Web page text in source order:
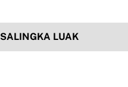
SALINGKA LUAK